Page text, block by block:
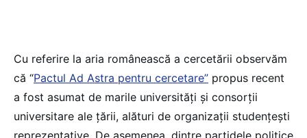
Cu referire la aria românească a cercetării observăm
că “Pactul Ad Astra pentru cercetare” propus recent
a fost asumat de marile universități și consorții
universitare ale țării, alături de organizații studențești
reprezentative. De asemenea, dintre partidele politice